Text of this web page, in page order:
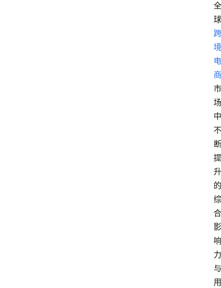
全
球
跨
境
电
商
市
场
中
不
断
提
升
的
综
合
影
响
力
与
用